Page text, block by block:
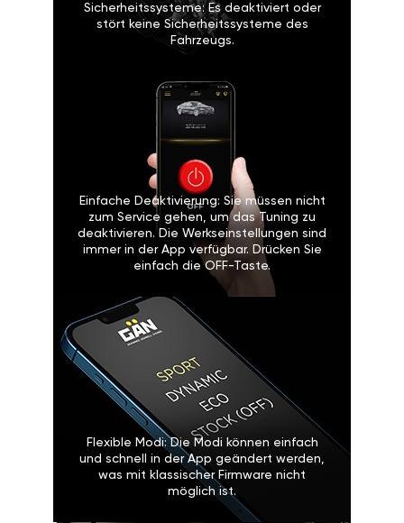
Sicherheitssysteme: Es deaktiviert oder
stört keine Sicherheitssysteme des
Fahrzeugs.
Einfache Deaktivierung: Sie müssen nicht
zum Service gehen, um das Tuning zu
deaktivieren. Die Werkseinstellungen sind
immer in der App verfügbar. Drücken Sie
einfach die OFF-Taste.
Flexible Modi: Die Modi können einfach
und schnell in der App geändert werden,
was mit klassischer Firmware nicht
möglich ist.